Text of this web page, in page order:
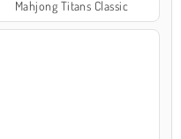
Mahjong Titans Classic